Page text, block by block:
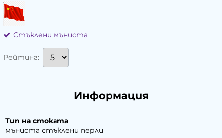
Стъклени мъниста
Рейтинг:
Информация
Тип на стоката
мъниста стъклени перли